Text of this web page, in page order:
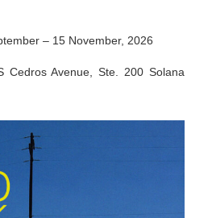
– 15 November, 2026
Cedros Avenue, Ste. 200 Solana